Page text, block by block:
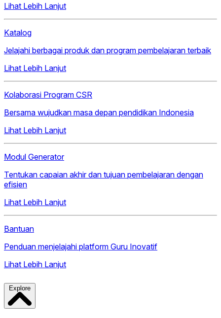
Lihat Lebih Lanjut
Katalog
Jelajahi berbagai produk dan program pembelajaran terbaik
Lihat Lebih Lanjut
Kolaborasi Program CSR
Bersama wujudkan masa depan pendidikan Indonesia
Lihat Lebih Lanjut
Modul Generator
Tentukan capaian akhir dan tujuan pembelajaran dengan
efisien
Lihat Lebih Lanjut
Bantuan
Penduan menjelajahi platform Guru Inovatif
Lihat Lebih Lanjut
Explore